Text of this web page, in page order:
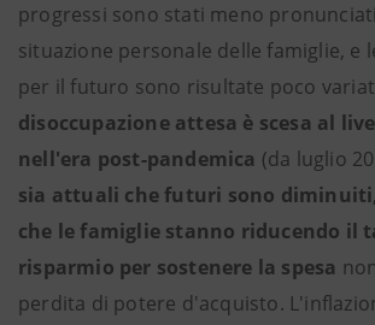
progressi sono stati meno
situazione personale delle famiglie, e
per il futuro sono risultate poco
disoccupazione attesa è scesa al
nell'era post-pandemica (da luglio
sia attuali che futuri sono
che le famiglie stanno riducendo il
risparmio per sostenere la spesa
perdita di potere d'acquisto.